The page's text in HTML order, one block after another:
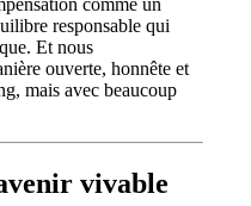
comme un
responsable qui
Et nous
ouverte, honnête et
mais avec beaucoup
vivable